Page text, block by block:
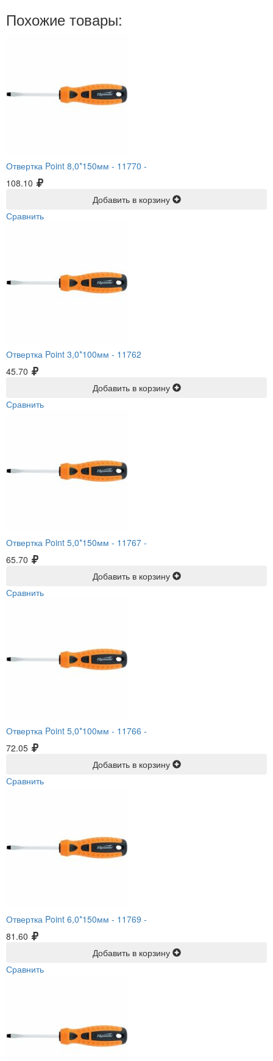
Похожие товары:
Отвертка Point 8,0*150мм - 11770 -
108.10
Добавить в корзину
Сравнить
Отвертка Point 3,0*100мм - 11762
45.70
Добавить в корзину
Сравнить
Отвертка Point 5,0*150мм - 11767 -
65.70
Добавить в корзину
Сравнить
Отвертка Point 5,0*100мм - 11766 -
72.05
Добавить в корзину
Сравнить
Отвертка Point 6,0*150мм - 11769 -
81.60
Добавить в корзину
Сравнить